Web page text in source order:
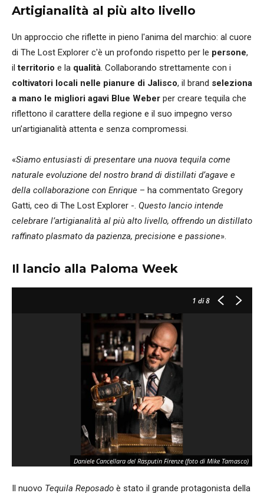
Artigianalità al più alto livello
Un approccio che riflette in pieno l'anima del marchio: al cuore
di The Lost Explorer c'è un profondo rispetto per le persone,
ilterritorio e la qualità. Collaborando strettamente con i
coltivatori locali nelle pianure di Jalisco, il brand seleziona
a mano le migliori agavi Blue Weber per creare tequila che
riflettono il carattere della regione e il suo impegno verso
un’artigianalità attenta e senza compromessi.
«Siamo entusiasti di presentare una nuova tequila come
naturale evoluzione del nostro brand di distillati d’agave e
della collaborazione con Enrique – ha commentato Gregory
Gatti, ceo di The Lost Explorer -. Questo lancio intende
celebrare l’artigianalità al più alto livello, offrendo un distillato
raffinato plasmato da pazienza, precisione e passione».
Il lancio alla Paloma Week
1 di 8
Daniele Cancellara del Rasputin Firenze (foto di Mike Tamasco)
Il nuovo Tequila Reposado è stato il grande protagonista della